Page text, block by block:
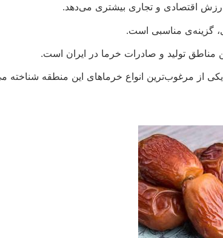
ارزش اقتصادی و تجاری بیشتری می‌دهد.
گزینه‌ی مناسبی است.
تولید و صادرات خرما در ایران است.
از مرغوب‌ترین انواع خرماهای این منطقه شناخته